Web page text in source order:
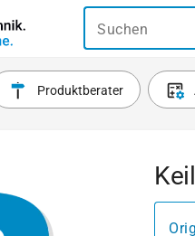
Suchen
Produktberater